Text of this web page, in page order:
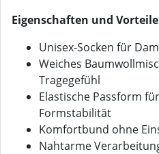
Eigenschaften und Vorteile
Unisex-Socken für
Weiches
Tragegefühl
Elastische Passform
Formstabilität
Komfortbund ohne
Nahtarme